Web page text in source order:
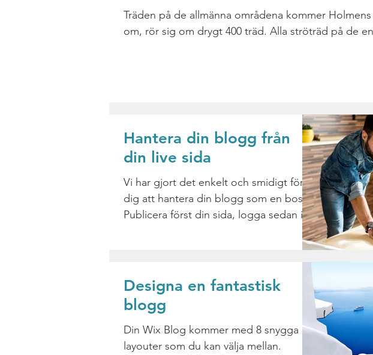
Träden på de allmänna områdena kommer
om, rör sig om drygt 400 träd. Alla ströträd på de
Hantera din blogg från
din live sida
Vi har gjort det enkelt och smidigt för
dig att hantera din blogg som en boss!
Publicera först din sida, logga sedan in
Designa en fantastisk
blogg
Din Wix Blog kommer med 8 snygga
layouter som du kan välja mellan.